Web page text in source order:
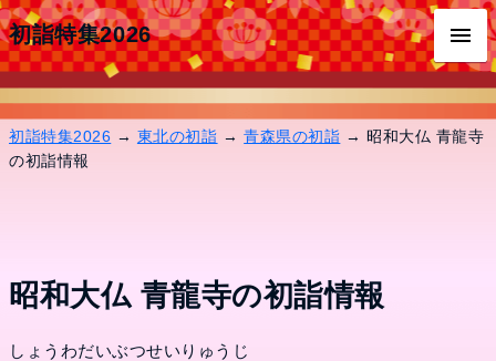
初詣特集2026
初詣特集2026 → 東北の初詣 →青森県の初詣 → 昭和大仏 青龍寺
の初詣情報
昭和大仏 青龍寺の初詣情報
しょうわだいぶつせいりゅうじ